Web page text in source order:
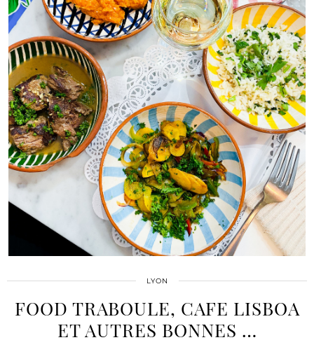
LYON
FOOD TRABOULE, CAFE LISBOA
ET AUTRES BONNES …